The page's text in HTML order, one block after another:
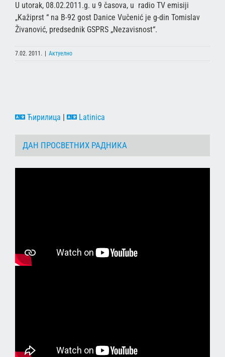
U utorak, 08.02.2011.g. u 9 časova, u radio TV emisiji
„Kažiprst “ na B-92 gost Danice Vučenić je g-din Tomislav
Živanović, predsednik GSPRS „Nezavisnost“.
7.02. 2011. | Актуелно
Ћирилица | Latinica
ДАН ПРОСВЕТНИХ РАДНИКА